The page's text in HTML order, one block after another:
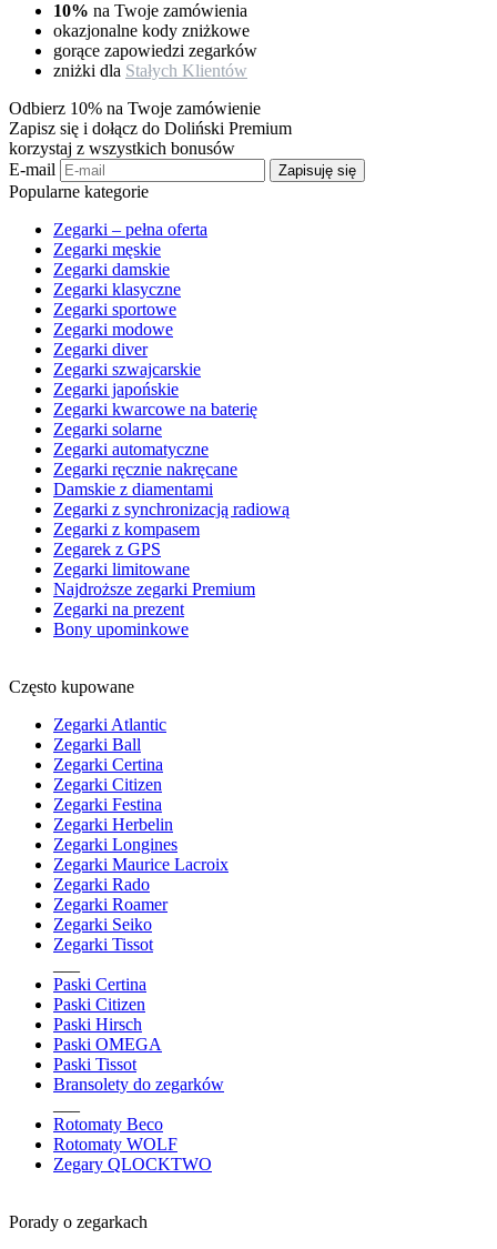
10% na Twoje zamówienia
okazjonalne kody zniżkowe
gorące zapowiedzi zegarków
zniżki dla Stałych Klientów
Odbierz 10% na Twoje zamówienie
Zapisz się i dołącz do Doliński Premium
korzystaj z wszystkich bonusów
E-mail
Zapisuję się
Popularne kategorie
Zegarki – pełna oferta
Zegarki męskie
Zegarki damskie
Zegarki klasyczne
Zegarki sportowe
Zegarki modowe
Zegarki diver
Zegarki szwajcarskie
Zegarki japońskie
Zegarki kwarcowe na baterię
Zegarki solarne
Zegarki automatyczne
Zegarki ręcznie nakręcane
Damskie z diamentami
Zegarki z synchronizacją radiową
Zegarki z kompasem
Zegarek z GPS
Zegarki limitowane
Najdroższe zegarki Premium
Zegarki na prezent
Bony upominkowe
Często kupowane
Zegarki Atlantic
Zegarki Ball
Zegarki Certina
Zegarki Citizen
Zegarki Festina
Zegarki Herbelin
Zegarki Longines
Zegarki Maurice Lacroix
Zegarki Rado
Zegarki Roamer
Zegarki Seiko
Zegarki Tissot
Paski Certina
Paski Citizen
Paski Hirsch
Paski OMEGA
Paski Tissot
Bransolety do zegarków
Rotomaty Beco
Rotomaty WOLF
Zegary QLOCKTWO
Porady o zegarkach